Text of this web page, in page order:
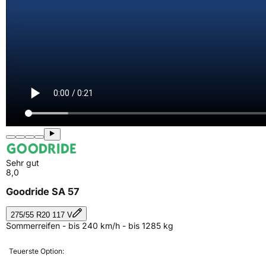
Sehr gut
8,0
Goodride SA 57
275/55 R20 117 V
Sommerreifen - bis 240 km/h - bis 1285 kg
Teuerste Option: